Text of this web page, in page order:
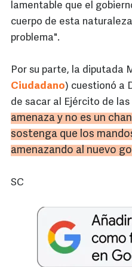
lamentable que el
cuerpo de esta
problema".
Por su parte, la diputada
Ciudadano) cuestionó a
de sacar al Ejército de las
amenaza y no es un
sostenga que los
amenazando al nuevo
SC